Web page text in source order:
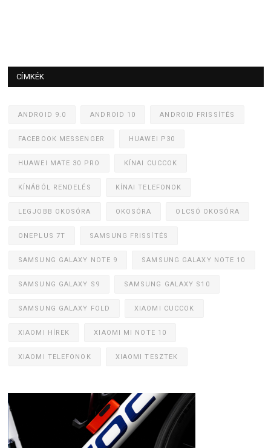
CÍMKÉK
ANDROID 9.0 ANDROID 10 ANDROID FRISSÍTÉS
FACEBOOK MESSENGER HUAWEI P30
HUAWEI MATE 30 PRO KÍNAI CUCCOK
KÍNÁBÓL RENDELÉS KÍNAI TELEFONOK
LEGJOBB OKOSÓRA OKOSÓRA OLCSÓ OKOSÓRA
ONEPLUS 7T SAMSUNG FRISSÍTÉS
SAMSUNG GALAXY NOTE 9 SAMSUNG GALAXY NOTE 10
SAMSUNG GALAXY S9 SAMSUNG GALAXY S10
SAMSUNG GALAXY FOLD XIAOMI CUCCOK
XIAOMI HÍREK XIAOMI MI NOTE 10
XIAOMI TELEFONOK XIAOMI TESZTEK